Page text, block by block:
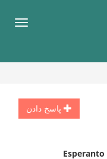
پاسخ دادن
Esperanto